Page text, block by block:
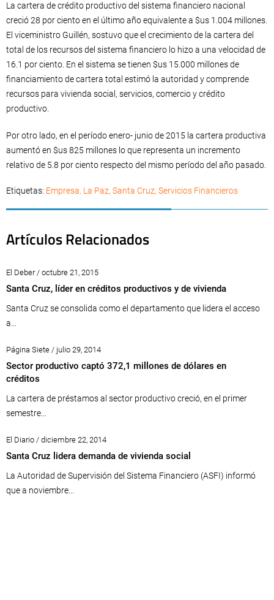
La cartera de crédito productivo del sistema financiero nacional
creció 28 por ciento en el último año equivalente a $us 1.004 millones.
El viceministro Guillén, sostuvo que el crecimiento de la cartera del
total de los recursos del sistema financiero lo hizo a una velocidad de
16.1 por ciento. En el sistema se tienen $us 15.000 millones de
financiamiento de cartera total estimó la autoridad y comprende
recursos para vivienda social, servicios, comercio y crédito
productivo.
Por otro lado, en el período enero- junio de 2015 la cartera productiva
aumentó en $us 825 millones lo que representa un incremento
relativo de 5.8 por ciento respecto del mismo período del año pasado.
Etiquetas: Empresa, La Paz, Santa Cruz, Servicios Financieros
Artículos Relacionados
El Deber / octubre 21, 2015
Santa Cruz, líder en créditos productivos y de vivienda
Santa Cruz se consolida como el departamento que lidera el acceso
a...
Página Siete / julio 29, 2014
Sector productivo captó 372,1 millones de dólares en
créditos
La cartera de préstamos al sector productivo creció, en el primer
semestre...
El Diario / diciembre 22, 2014
Santa Cruz lidera demanda de vivienda social
La Autoridad de Supervisión del Sistema Financiero (ASFI) informó
que a noviembre...